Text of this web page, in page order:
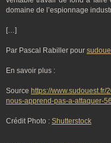
domaine de l’espionnage
[…]
Par Pascal Rabiller pour
En savoir plus :
Source https://
nous-apprend-pas-a-attaquer-
Crédit Photo : Shutterstock